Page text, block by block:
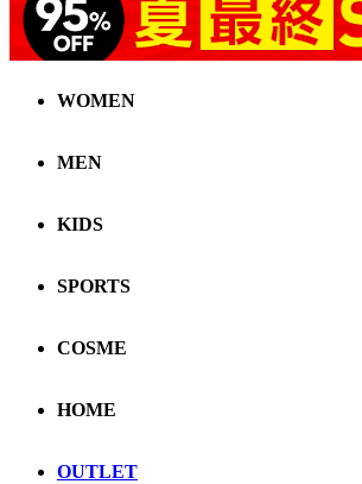
WOMEN
MEN
KIDS
SPORTS
COSME
HOME
OUTLET